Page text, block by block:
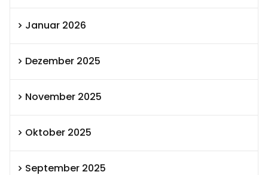
Januar 2026
Dezember 2025
November 2025
Oktober 2025
September 2025